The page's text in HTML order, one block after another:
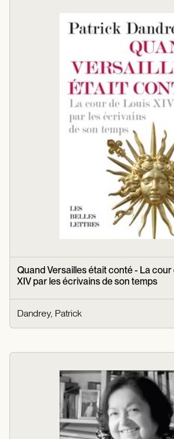
Quand Versailles était conté - La cour
XIV par les écrivains de son temps
Dandrey, Patrick